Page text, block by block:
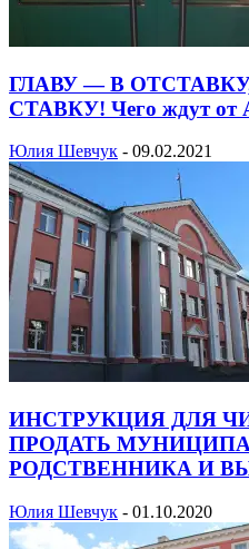
ГЛАВУ — В
СТАВКУ! Чего ждут от
Юлия Шевчук - 09.02.2021
ИНСТРУКЦИЯ ДЛЯ
ПРОДАТЬ
РОДСТВЕННИКА И
Юлия Шевчук - 01.10.2020